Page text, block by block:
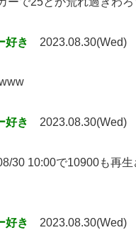
好き 2023.08.30(Wed)
好き 2023.08.30(Wed)
30 10:00で10900も再
好き 2023.08.30(Wed)